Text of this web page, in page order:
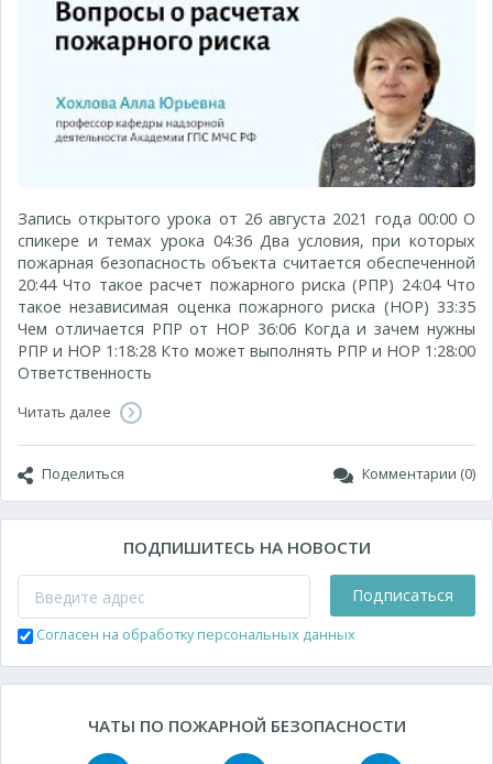
Запись открытого урока от 26 августа 2021 года 00:00 О
спикере и темах урока 04:36 Два условия, при которых
пожарная безопасность объекта считается обеспеченной
20:44 Что такое расчет пожарного риска (РПР) 24:04 Что
такое независимая оценка пожарного риска (НОР) 33:35
Чем отличается РПР от НОР 36:06 Когда и зачем нужны
РПР и НОР 1:18:28 Кто может выполнять РПР и НОР 1:28:00
Ответственность
Читать далее
Поделиться Комментарии (0)
ПОДПИШИТЕСЬ НА НОВОСТИ
Подписаться
Согласен на обработку персональных данных
ЧАТЫ ПО ПОЖАРНОЙ БЕЗОПАСНОСТИ